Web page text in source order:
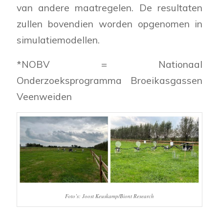
van andere maatregelen. De resultaten
zullen bovendien worden opgenomen in
simulatiemodellen.
*NOBV = Nationaal
Onderzoeksprogramma Broeikasgassen
Veenweiden
Foto’s: Joost Keuskamp/Biont Research